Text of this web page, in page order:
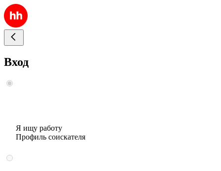
Вход
Я ищу работу
Профиль соискателя